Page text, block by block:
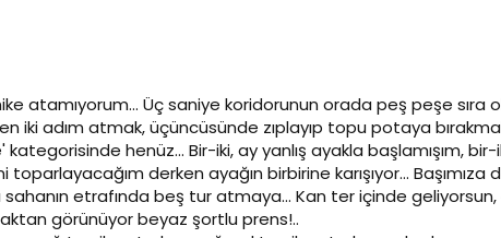
atamıyorum... Üç saniye koridorunun orada peş peşe sıra
iki adım atmak, üçüncüsünde zıplayıp topu potaya
henüz... Bir-iki, ay yanlış ayakla başlamışım,
toparlayacağım derken ayağın birbirine karışıyor...
etrafında beş tur atmaya... Kan ter içinde
görünüyor beyaz şortlu prens!..